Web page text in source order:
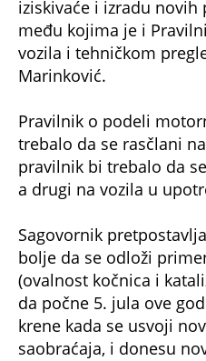
iziskivaće i izradu novih
među kojima je i
vozila i tehničkom
Marinković.
Pravilnik o podeli
trebalo da se rasčlani
pravilnik bi trebalo da
a drugi na vozila u
Sagovornik
bolje da se odloži
(ovalnost kočnica i
da počne 5. jula ove
krene kada se usvoji
saobraćaja, i donesu